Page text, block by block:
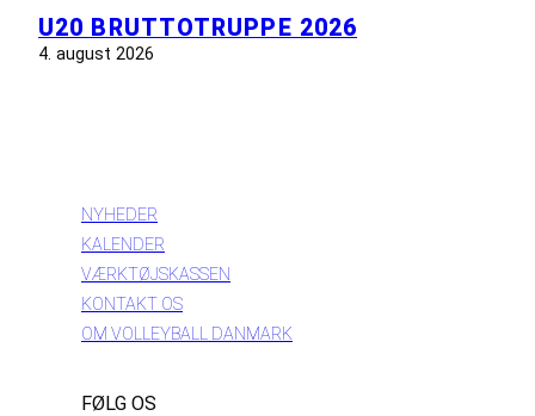
U20 BRUTTOTRUPPE 2026
4. august 2026
NYHEDER
KALENDER
VÆRKTØJSKASSEN
KONTAKT OS
OM VOLLEYBALL DANMARK
FØLG OS